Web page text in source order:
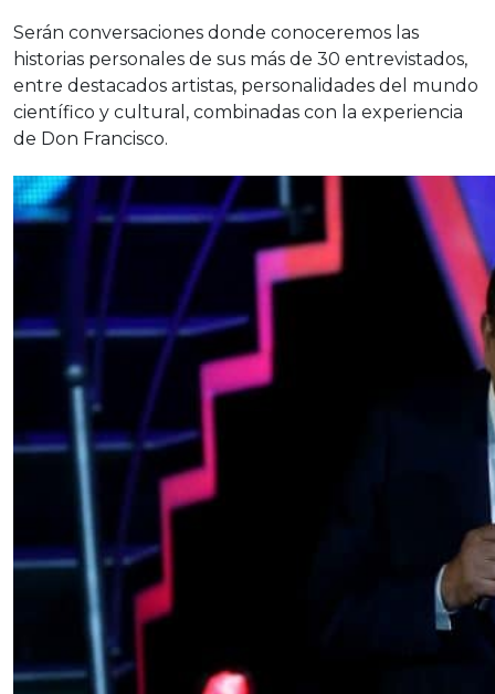
Serán conversaciones donde conoceremos las
historias personales de sus más de 30 entrevistados,
entre destacados artistas, personalidades del mundo
científico y cultural, combinadas con la experiencia
de Don Francisco.